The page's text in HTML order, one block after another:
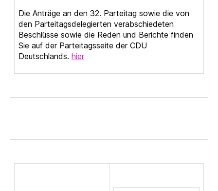
Die Anträge an den 32. Parteitag sowie die von
den Parteitagsdelegierten verabschiedeten
Beschlüsse sowie die Reden und Berichte finden
Sie auf der Parteitagsseite der CDU
Deutschlands. hier